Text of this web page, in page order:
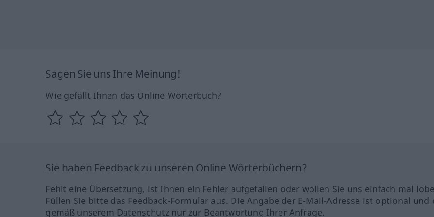
Sagen Sie uns Ihre Meinung!
Wie gefällt Ihnen das Online Wörterbuch?
Sie haben Feedback zu unseren Online Wörterbüchern?
Fehlt eine Übersetzung, ist Ihnen ein Fehler aufgefallen oder wollen Sie uns einfach mal
Füllen Sie bitte das Feedback-Formular aus. Die Angabe der E-Mail-Adresse ist optional und
gemäß unserem Datenschutz nur zur Beantwortung Ihrer Anfrage.